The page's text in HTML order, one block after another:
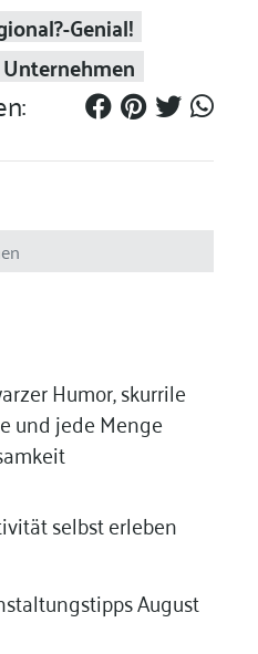
Genial!
Unternehmen
Humor, skurrile
und jede Menge
selbst erleben
August